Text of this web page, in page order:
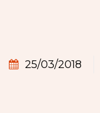
25/03/2018